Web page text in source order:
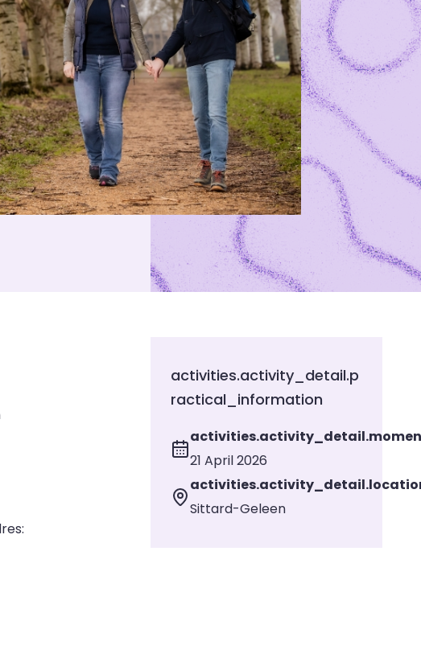
activities.activity_detail.p
ractical_information
21 April 2026
Sittard-Geleen